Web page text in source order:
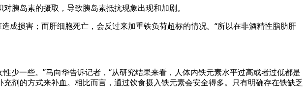
胰岛素的摄取，导致胰岛素抵抗现象出现和加剧。
成损害；而肝细胞死亡，会反过来加重铁负荷超标的情况。“所以在非酒精性脂肪肝
少一些。”马向华告诉记者，“从研究结果来看，人体内铁元素水平过高或者过低都是
剂的方式来补血。相比而言，通过饮食摄入铁元素会安全得多。只有明确存在铁缺乏